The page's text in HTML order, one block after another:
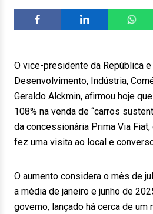
O vice-presidente da República
Desenvolvimento, Indústria,
Geraldo Alckmin, afirmou hoje
108% na venda de “carros
da concessionária Prima Via
fez uma visita ao local e
O aumento considera o mês de
a média de janeiro e junho de
governo, lançado há cerca de